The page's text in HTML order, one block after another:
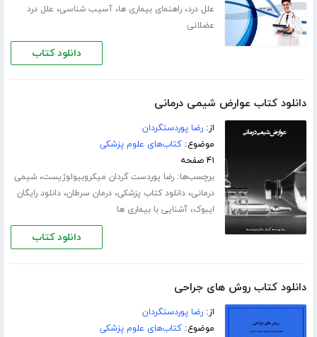
علل درد،راهنمای بیماری ها،آسیب شناسی، علل درد
عضلانی
دانلود کتاب
دانلود کتاب عوارض شیمی درمانی
از:رضا پوردستگردان
موضوع:کتاب‌های علوم پزشکی
۴۱ صفحه
برچسب‌ها:رضا پوردست گردان میکروبیولوژیست،شیمی
درمانی،دانلود کتاب پزشکی،درمان سرطان،دانلود رایگان
ایبوک،آشنایی با بیماری ها
دانلود کتاب
دانلود کتاب روش های جراحی
از:رضا پوردستگردان
موضوع:کتاب‌های علوم پزشکی